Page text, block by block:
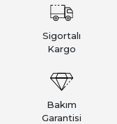
Sigortalı
Kargo
Bakım
Garantisi